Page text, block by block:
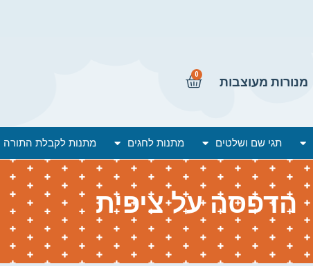
מנורות מעוצבות
0
תגי שם ושלטים מתנות לחגים מתנות לקבלת התורה
הדפסה על ציפית